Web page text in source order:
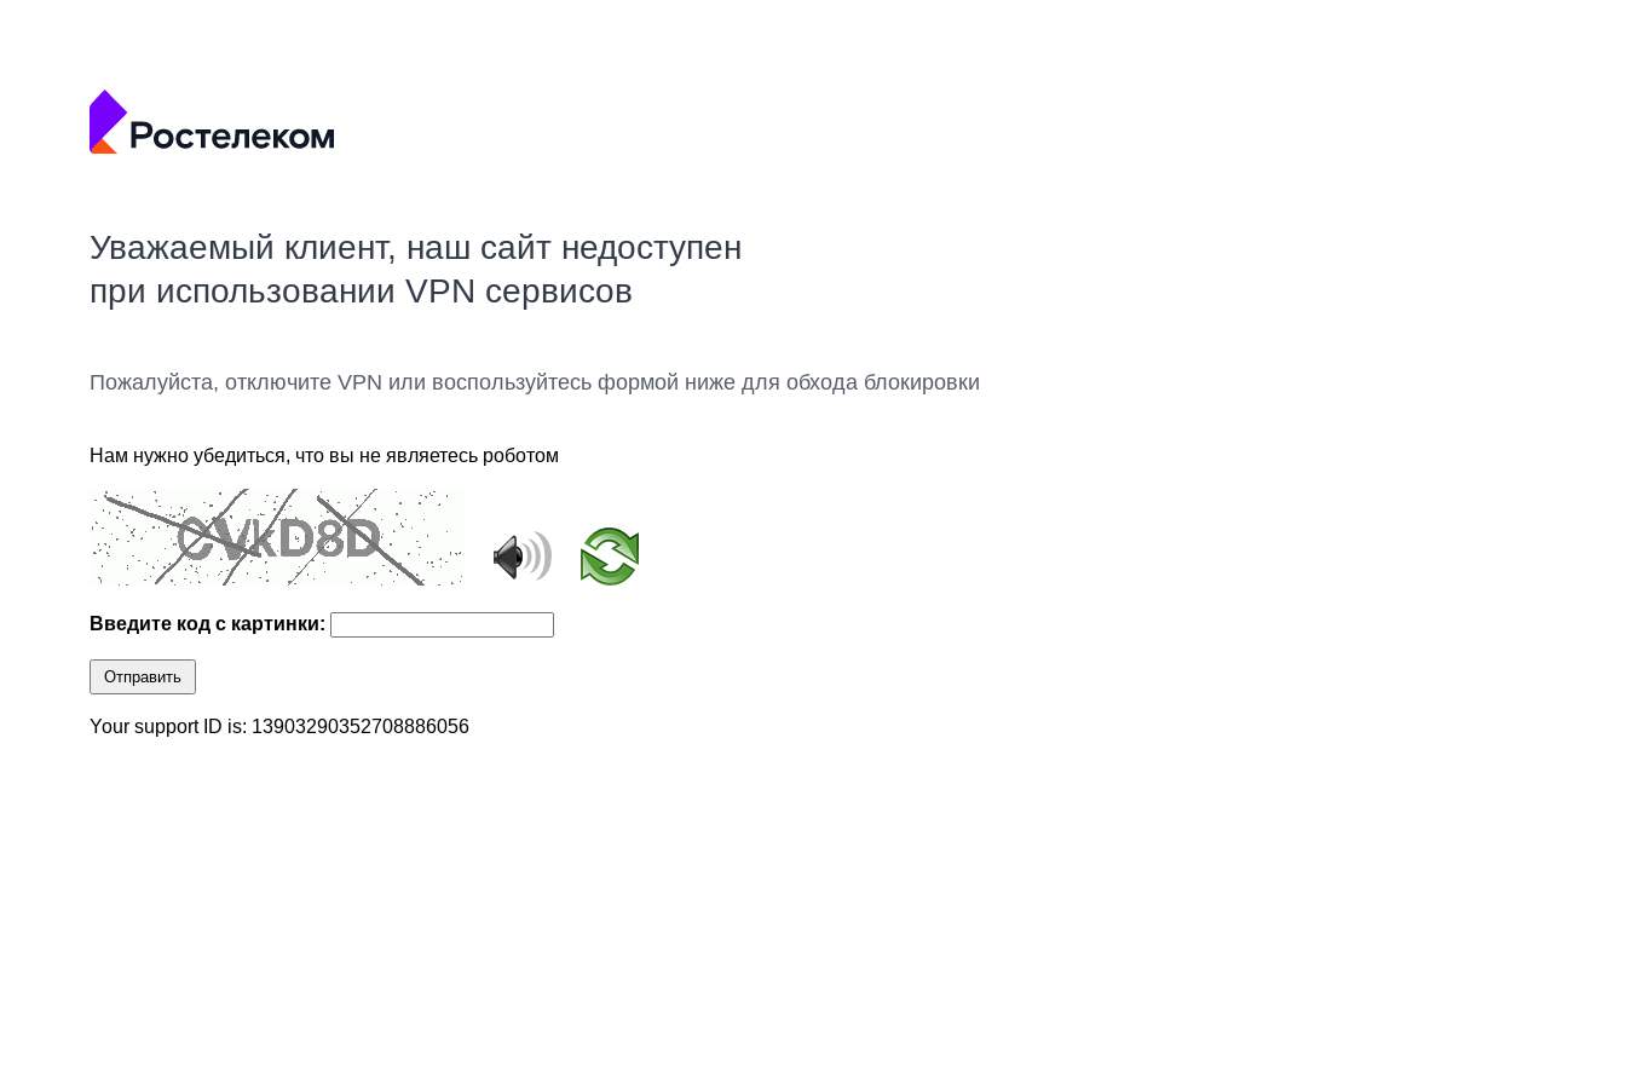
Уважаемый клиент, наш сайт недоступен
при использовании VPN сервисов
Пожалуйста, отключите VPN или воспользуйтесь формой ниже для обхода блокировки
Нам нужно убедиться, что вы не являетесь роботом
Введите код с картинки:
Отправить
Your support ID is: 13903290352708886056